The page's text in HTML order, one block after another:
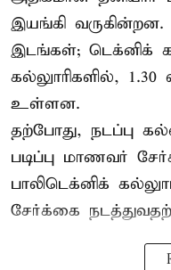
இயங்கி வருகின்றன.
இடங்கள்; டெக்னிக்
கல்லுாரிகளில்,
உள்ளன.
தற்போது, நடப்பு
படிப்பு மாணவர்
பாலிடெக்னிக்
சேர்க்கை